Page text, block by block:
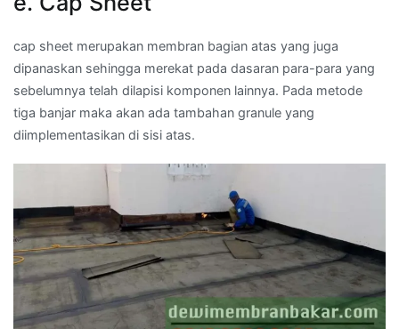
cap sheet merupakan membran bagian atas yang juga
dipanaskan sehingga merekat pada dasaran para-para yang
sebelumnya telah dilapisi komponen lainnya. Pada metode
tiga banjar maka akan ada tambahan granule yang
diimplementasikan di sisi atas.